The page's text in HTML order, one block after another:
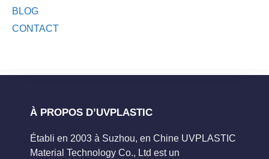
BLOG
CONTACT
À PROPOS D’UVPLASTIC
Établi en 2003 à Suzhou, en Chine UVPLASTIC
Material Technology Co., Ltd est un